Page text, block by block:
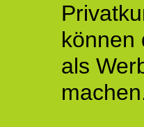
können
als